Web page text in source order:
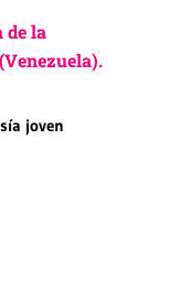
de la
joven